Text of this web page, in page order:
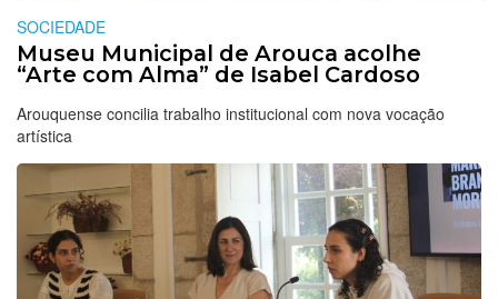
SOCIEDADE
Museu Municipal de Arouca acolhe
“Arte com Alma” de Isabel Cardoso
Arouquense concilia trabalho institucional com nova vocação
artística